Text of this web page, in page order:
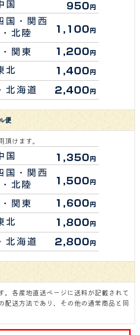
便
けます。
。各産地直送ページに送料が記載されて
配送方法であり、その他の通常商品と同